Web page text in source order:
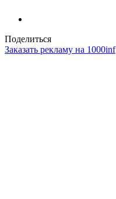
Поделиться
Заказать рекламу на 1000inf